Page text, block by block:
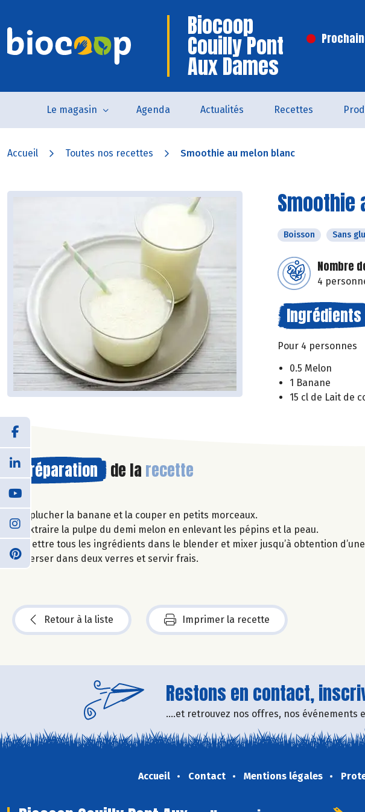
Biocoop
Couilly Pont
Aux Dames
Le magasin Agenda Actualités Recettes
Accueil Toutes nos recettes Smoothie au melon blanc
Smoothie
Boisson Sans
Nombre
4
Ingrédients
Pour 4 personnes
0.5 Melon
1 Banane
15 cl de Lait de
Préparation de la recette
Eplucher la banane et la couper en petits morceaux.
Extraire la pulpe du demi melon en enlevant les pépins et la peau.
Mettre tous les ingrédients dans le blender et mixer jusqu’à obtention
Verser dans deux verres et servir frais.
Retour à la liste Imprimer la recette
Restons en contact,
....et retrouvez nos offres, nos événements
Accueil Contact Mentions légales